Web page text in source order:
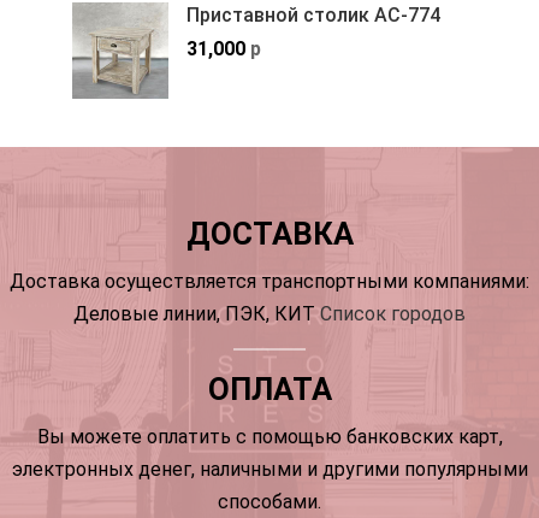
Приставной столик АС-774
31,000 р
ДОСТАВКА
Доставка осуществляется транспортными компаниями:
Деловые линии, ПЭК, КИТ Список городов
ОПЛАТА
Вы можете оплатить с помощью банковских карт,
электронных денег, наличными и другими популярными
способами.